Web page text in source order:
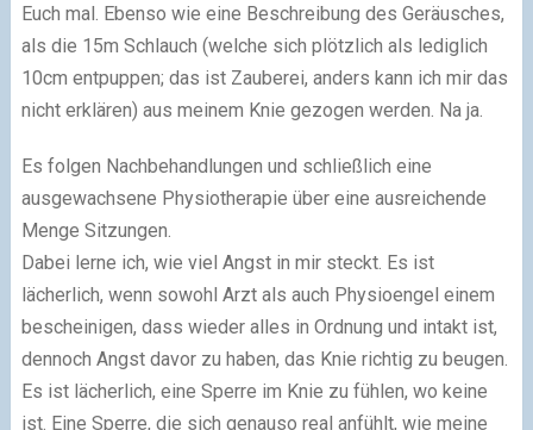
Euch mal. Ebenso wie eine Beschreibung des Geräusches,
als die 15m Schlauch (welche sich plötzlich als lediglich
10cm entpuppen; das ist Zauberei, anders kann ich mir das
nicht erklären) aus meinem Knie gezogen werden. Na ja.
Es folgen Nachbehandlungen und schließlich eine
ausgewachsene Physiotherapie über eine ausreichende
Menge Sitzungen.
Dabei lerne ich, wie viel Angst in mir steckt. Es ist
lächerlich, wenn sowohl Arzt als auch Physioengel einem
bescheinigen, dass wieder alles in Ordnung und intakt ist,
dennoch Angst davor zu haben, das Knie richtig zu beugen.
Es ist lächerlich, eine Sperre im Knie zu fühlen, wo keine
ist. Eine Sperre, die sich genauso real anfühlt, wie meine